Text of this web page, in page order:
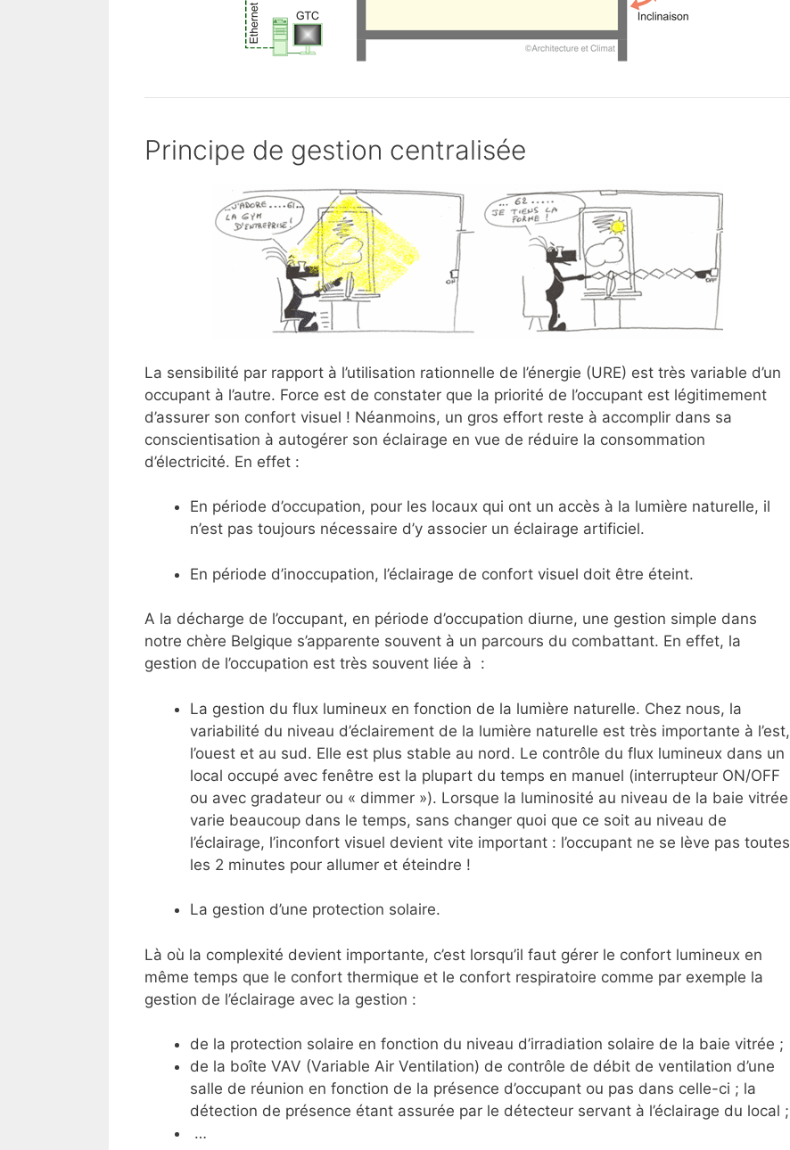
Principe de gestion centralisée
La sensibilité par rapport à l’utilisation rationnelle de l’énergie (URE) est très variable d’un
occupant à l’autre. Force est de constater que la priorité de l’occupant est légitimement
d’assurer son confort visuel ! Néanmoins, un gros effort reste à accomplir dans sa
conscientisation à autogérer son éclairage en vue de réduire la consommation
d’électricité. En effet :
En période d’occupation, pour les locaux qui ont un accès à la lumière naturelle, il
n’est pas toujours nécessaire d’y associer un éclairage artificiel.
En période d’inoccupation, l’éclairage de confort visuel doit être éteint.
A la décharge de l’occupant, en période d’occupation diurne, une gestion simple dans
notre chère Belgique s’apparente souvent à un parcours du combattant. En effet, la
gestion de l’occupation est très souvent liée à :
La gestion du flux lumineux en fonction de la lumière naturelle. Chez nous, la
variabilité du niveau d’éclairement de la lumière naturelle est très importante à l’est,
l’ouest et au sud. Elle est plus stable au nord. Le contrôle du flux lumineux dans un
local occupé avec fenêtre est la plupart du temps en manuel (interrupteur ON/OFF
ou avec gradateur ou « dimmer »). Lorsque la luminosité au niveau de la baie vitrée
varie beaucoup dans le temps, sans changer quoi que ce soit au niveau de
l’éclairage, l’inconfort visuel devient vite important : l’occupant ne se lève pas toutes
les 2 minutes pour allumer et éteindre !
La gestion d’une protection solaire.
Là où la complexité devient importante, c’est lorsqu’il faut gérer le confort lumineux en
même temps que le confort thermique et le confort respiratoire comme par exemple la
gestion de l’éclairage avec la gestion :
de la protection solaire en fonction du niveau d’irradiation solaire de la baie vitrée ;
de la boîte VAV (Variable Air Ventilation) de contrôle de débit de ventilation d’une
salle de réunion en fonction de la présence d’occupant ou pas dans celle-ci ; la
détection de présence étant assurée par le détecteur servant à l’éclairage du local ;
…